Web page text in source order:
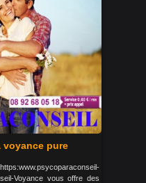
voyance pure
Voyance vous offre des